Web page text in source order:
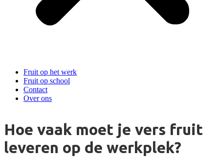
Fruit op het werk
Fruit op school
Contact
Over ons
Hoe vaak moet je vers fruit
leveren op de werkplek?